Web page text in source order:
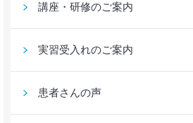
講座・研修のご案内
実習受入れのご案内
患者さんの声